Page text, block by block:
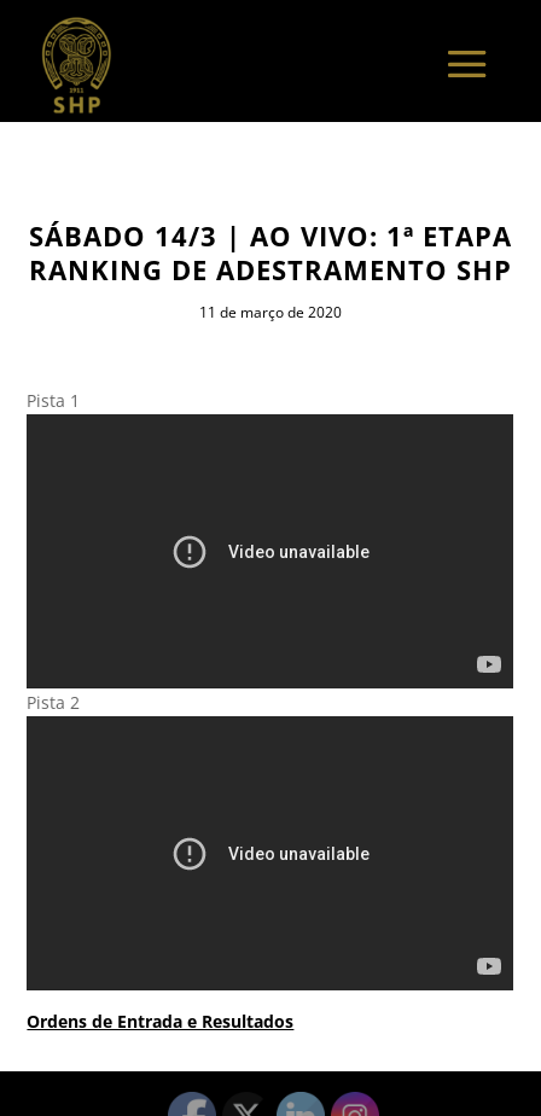
SÁBADO 14/3 | AO VIVO: 1ª ETAPA
RANKING DE ADESTRAMENTO SHP
11 de março de 2020
Pista 1
Pista 2
Ordens de Entrada e Resultados